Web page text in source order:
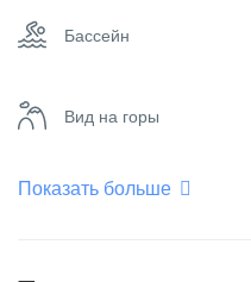
Бассейн
Вид на горы
Завтрак
Показать больше